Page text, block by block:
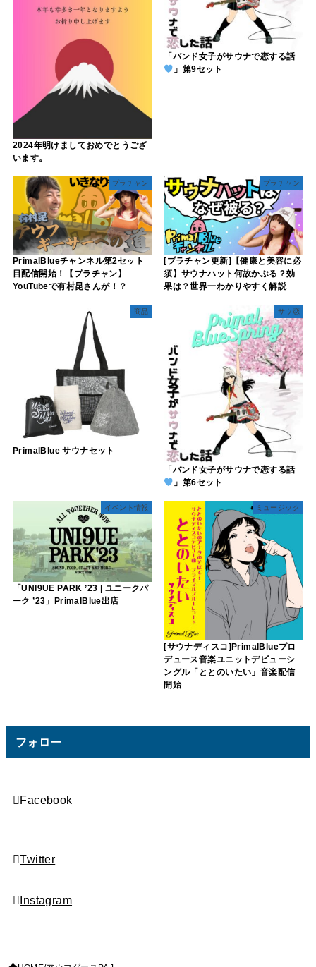
2024年明けましておめでとうござ
います。
「バンド女子がサウナで恋する話
」第9セット
プラチャン
PrimalBlueチャンネル第2セット
目配信開始！【プラチャン】
YouTubeで有村昆さんが！？
プラチャン
[プラチャン更新]【健康と美容に必
須】サウナハット何故かぶる？効
果は？世界一わかりやすく解説
商品
PrimalBlue サウナセット
サウ恋
「バンド女子がサウナで恋する話
」第6セット
イベント情報
「UNI9UE PARK ’23 | ユニークパ
ーク ’23」PrimalBlue出店
ミュージック
[サウナディスコ]PrimalBlueプロ
デュース音楽ユニットデビューシ
ングル「ととのいたい」音楽配信
開始
フォロー
Facebook
Twitter
Instagram